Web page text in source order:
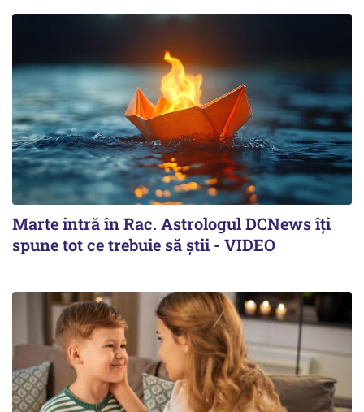
Marte intră în Rac. Astrologul DCNews îți
spune tot ce trebuie să știi - VIDEO